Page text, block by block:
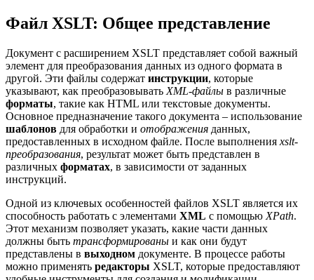
Файл XSLT: Общее представление
Документ с расширением XSLT представляет собой важный
элемент для преобразования данных из одного формата в
другой. Эти файлы содержат инструкции, которые
указывают, как преобразовывать XML-файлы в различные
форматы, такие как HTML или текстовые документы.
Основное предназначение такого документа – использование
шаблонов для обработки и отображения данных,
предоставленных в исходном файле. После выполнения xslt-
преобразования, результат может быть представлен в
различных форматах, в зависимости от заданных
инструкций.
Одной из ключевых особенностей файлов XSLT является их
способность работать с элементами XML с помощью XPath.
Этот механизм позволяет указать, какие части данных
должны быть трансформированы и как они будут
представлены в выходном документе. В процессе работы
можно применять редакторы XSLT, которые предоставляют